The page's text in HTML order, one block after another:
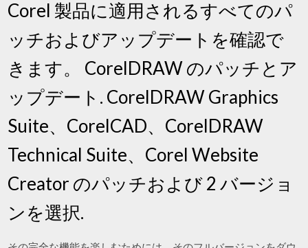
Corel 製品に適用されるすべてのパ
ッチおよびアップデートを確認で
きます。 CorelDRAW のパッチとア
ップデート. CorelDRAW Graphics
Suite、CorelCAD、CorelDRAW
Technical Suite、Corel Website
Creator のパッチおよび 2 バージョ
ンを選択.